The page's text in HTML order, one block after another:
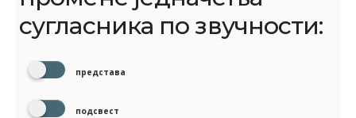
сугласника по звучности:
представа
подсвест